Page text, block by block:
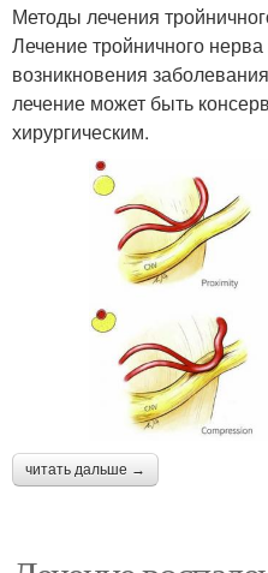
Методы лечения
Лечение тройничного
возникновения
лечение может быть
хирургическим.
читать дальше →